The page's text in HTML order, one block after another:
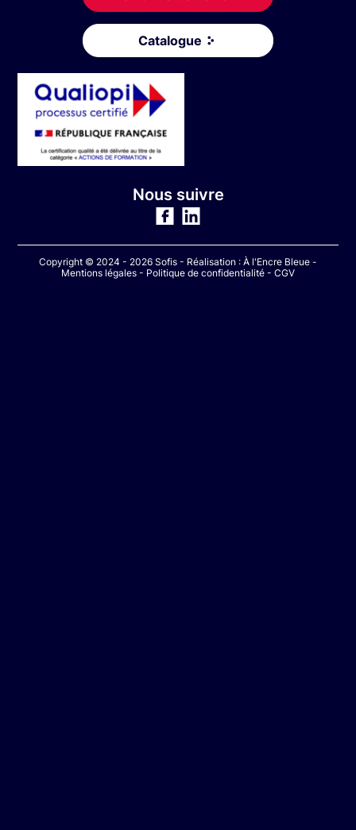
Catalogue
Nous suivre
Copyright © 2024 - 2026 Sofis - Réalisation : À l'Encre Bleue -
Mentions légales - Politique de confidentialité - CGV